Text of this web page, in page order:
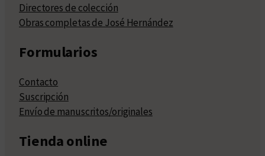
Directores de colección
Obras completas de José Hernández
Formularios
Contacto
Suscripción
Envío de manuscritos/originales
Tienda online